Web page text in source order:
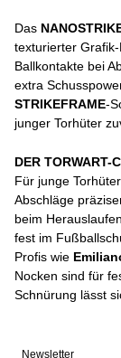
Das
texturierter
Ballkontakte bei
extra
STRIKEFRAME-
junger Torhüter
DER TORWART-
Für junge
Abschläge
beim
fest im
Profis wie
Nocken sind für
Schnürung lässt
Newsletter